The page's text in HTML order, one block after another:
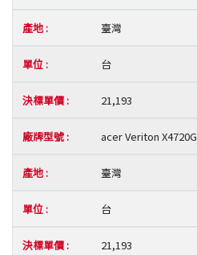
臺灣
台
21,193
acer Veriton X4720G
臺灣
台
21,193